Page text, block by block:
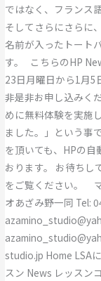
ではなく、フランス
そしてさらにさらに
名前が入ったトート
す。 こちらのHP
23日月曜日から1月5
非是非お申し込みく
めに無料体験を実施
ました。」という事
を頂いても、HPの
おります。 お待ちし
をご覧ください。
オあざみ野一同 Tel:
studio.jp Home LSA
スン News レッスン